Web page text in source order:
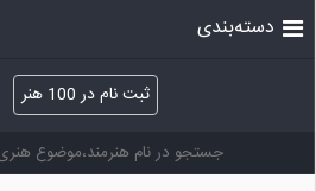
ثبت نام در 100 هنر
دسته‌بندی